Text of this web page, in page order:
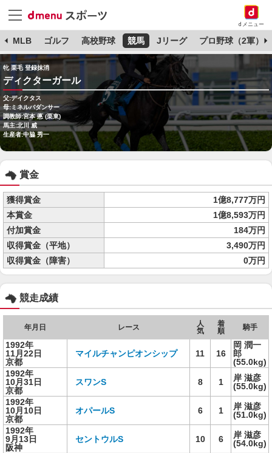
dメニュー
MLB ゴルフ 高校野球 競馬 Jリーグ プロ野球（2軍）
牝 栗毛 登録抹消
ディクターガール
父:デイクタス
母:ミネルバダンサー
調教師:宮本 悳 (栗東)
馬主:北川 威
生産者:中脇 秀一
賞金
獲得賞金
1億8,777万円
本賞金
1億8,593万円
付加賞金
184万円
収得賞金（平地）
3,490万円
収得賞金（障害）
0万円
競走成績
年月日 レース
人
気
着
順
騎手
1992年
11月22日
京都
マイルチャンピオンシップ 11 16
岡 潤一
郎
(55.0kg)
1992年
10月31日
京都
スワンS 8 1
岸 滋彦
(55.0kg)
1992年
10月10日
京都
オパールS 6 1
岸 滋彦
(51.0kg)
1992年
9月13日
阪神
セントウルS 10 6
岸 滋彦
(54.0kg)